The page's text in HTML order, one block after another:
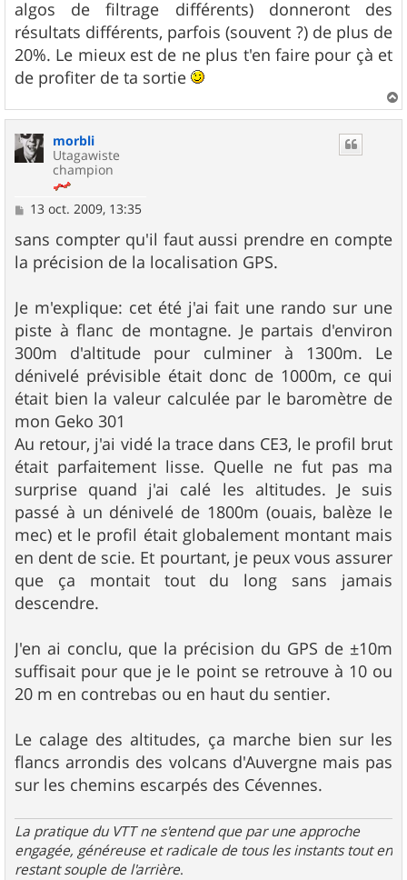
algos de filtrage différents) donneront des
résultats différents, parfois (souvent ?) de plus de
20%. Le mieux est de ne plus t'en faire pour çà et
de profiter de ta sortie
a
morbli
Utagawiste
champion
M
s
s
a
13 oct. 2009, 13:35
sans compter qu'il faut aussi prendre en compte
la précision de la localisation GPS.
Je m'explique: cet été j'ai fait une rando sur une
piste à flanc de montagne. Je partais d'environ
300m d'altitude pour culminer à 1300m. Le
dénivelé prévisible était donc de 1000m, ce qui
était bien la valeur calculée par le baromètre de
mon Geko 301
Au retour, j'ai vidé la trace dans CE3, le profil brut
était parfaitement lisse. Quelle ne fut pas ma
surprise quand j'ai calé les altitudes. Je suis
passé à un dénivelé de 1800m (ouais, balèze le
mec) et le profil était globalement montant mais
en dent de scie. Et pourtant, je peux vous assurer
que ça montait tout du long sans jamais
descendre.
J'en ai conclu, que la précision du GPS de ±10m
suffisait pour que je le point se retrouve à 10 ou
20 m en contrebas ou en haut du sentier.
Le calage des altitudes, ça marche bien sur les
flancs arrondis des volcans d'Auvergne mais pas
sur les chemins escarpés des Cévennes.
La pratique du VTT ne s'entend que par une approche
engagée, généreuse et radicale de tous les instants tout en
restant souple de l'arrière.